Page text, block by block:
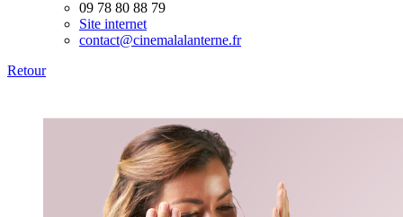
09 78 80 88 79
Site internet
contact@cinemalalanterne.fr
Retour